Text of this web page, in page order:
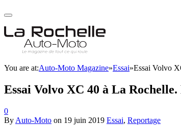
You are at:Auto-Moto Magazine»Essai»Essai Volvo
Essai Volvo XC 40 à La
0
By Auto-Moto on 19 juin 2019 Essai, Reportage